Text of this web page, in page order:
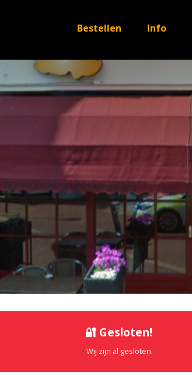
Bestellen Info
🔐 Gesloten!
Wij zijn al gesloten